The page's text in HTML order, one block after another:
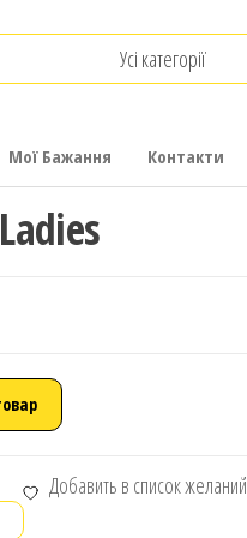
Мої Бажання Контакти
Добавить в список желаний